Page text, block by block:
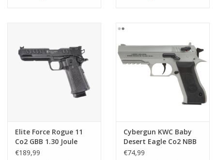
Elite Force Rogue 11
Co2 GBB 1.30 Joule
AirSoft
€189,99
Cybergun KWC Baby
Desert Eagle Co2 NBB
€74,99